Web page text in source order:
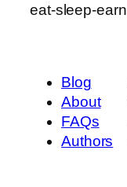
eat-sleep-
Blog
About
FAQs
Authors